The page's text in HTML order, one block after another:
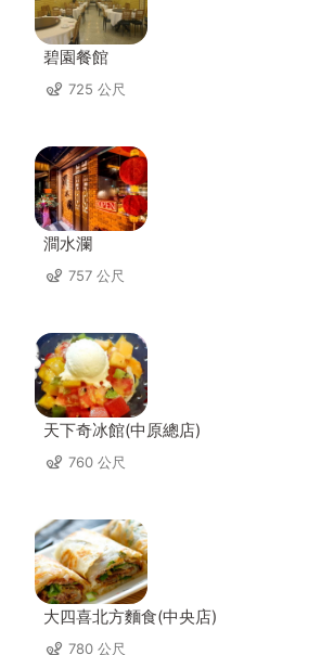
碧園餐館
725 公尺
澗水瀾
757 公尺
天下奇冰館(中原總店)
760 公尺
大四喜北方麵食(中央店)
780 公尺